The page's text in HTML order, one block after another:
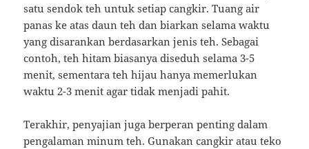
satu sendok teh untuk setiap cangkir. Tuang air
panas ke atas daun teh dan biarkan selama waktu
yang disarankan berdasarkan jenis teh. Sebagai
contoh, teh hitam biasanya diseduh selama 3-5
menit, sementara teh hijau hanya memerlukan
waktu 2-3 menit agar tidak menjadi pahit.
Terakhir, penyajian juga berperan penting dalam
pengalaman minum teh. Gunakan cangkir atau teko